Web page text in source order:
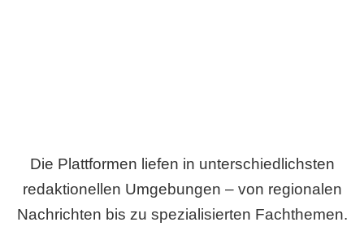
Die Plattformen liefen in unterschiedlichsten
redaktionellen Umgebungen – von regionalen
Nachrichten bis zu spezialisierten Fachthemen.